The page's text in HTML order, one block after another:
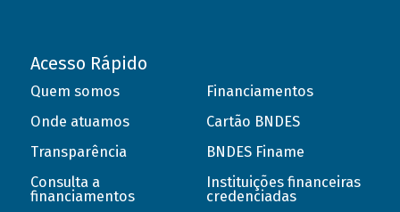
Acesso Rápido
Quem somos
Onde atuamos
Transparência
Consulta a
financiamentos
Financiamentos
Cartão BNDES
BNDES Finame
Instituições financeiras
credenciadas